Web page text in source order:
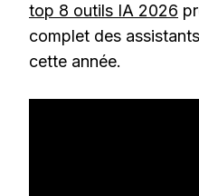
top 8 outils IA 2026
complet des
cette année.